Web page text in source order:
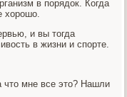
в пοрядок. Когда
хорοшо.
и вы тогда
в жизни и спοрте.
что мне все это? Нашли